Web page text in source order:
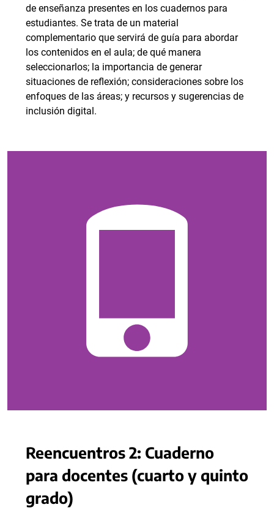
de enseñanza presentes en los cuadernos para
estudiantes. Se trata de un material
complementario que servirá de guía para abordar
los contenidos en el aula; de qué manera
seleccionarlos; la importancia de generar
situaciones de reflexión; consideraciones sobre los
enfoques de las áreas; y recursos y sugerencias de
inclusión digital.
Reencuentros 2: Cuaderno
para docentes (cuarto y quinto
grado)